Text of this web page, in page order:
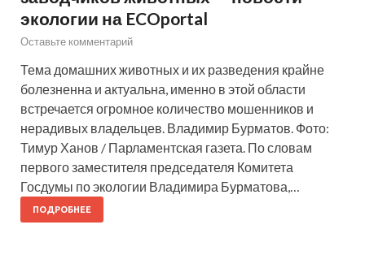
экологии на ECOportal
Оставьте комментарий
Тема домашних животных и их разведения крайне
болезненна и актуальна, именно в этой области
встречается огромное количество мошенников и
нерадивых владельцев. Владимир Бурматов. Фото:
Тимур Ханов / Парламентская газета. По словам
первого заместителя председателя Комитета
Госдумы по экологии Владимира Бурматова,…
ПОДРОБНЕЕ